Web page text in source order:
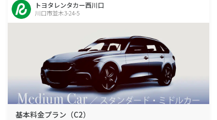
トヨタレンタカー西川口
川口市並木3-24-5
基本料金プラン（C2）